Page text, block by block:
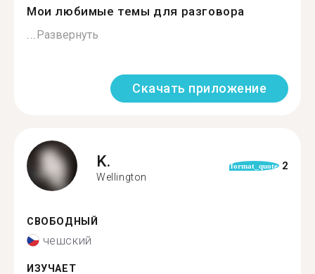
Мои любимые темы для разговора
...Развернуть
Скачать приложение
K.
Wellington
format_quote 2
СВОБОДНЫЙ
чешский
ИЗУЧАЕТ